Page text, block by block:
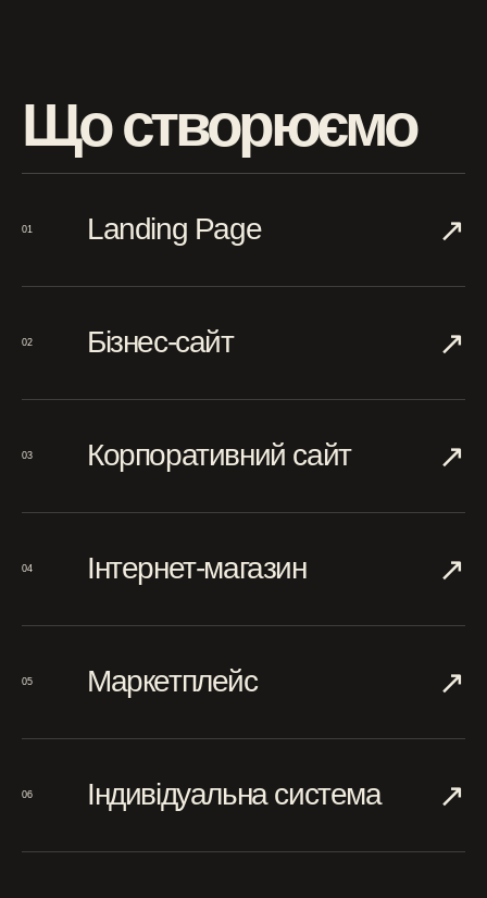
Що створюємо
01 Landing Page ↗︎
02 Бізнес-сайт ↗︎
03 Корпоративний сайт ↗︎
04 Інтернет-магазин ↗︎
05 Маркетплейс ↗︎
06 Індивідуальна система ↗︎